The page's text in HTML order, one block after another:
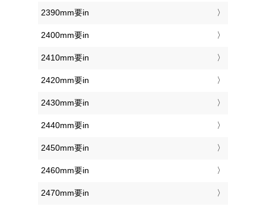
2390mm要in
2400mm要in
2410mm要in
2420mm要in
2430mm要in
2440mm要in
2450mm要in
2460mm要in
2470mm要in